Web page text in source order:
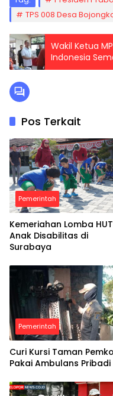
TPS 008 Desa
Wakil Ketua
Indonesia
Pos Terkait
Pemerintah
Kemeriahan Lomba HUT
Anak Disabilitas di
Surabaya
Pemerintah
Curi Kursi Taman
Pakai Ambulans Pribadi